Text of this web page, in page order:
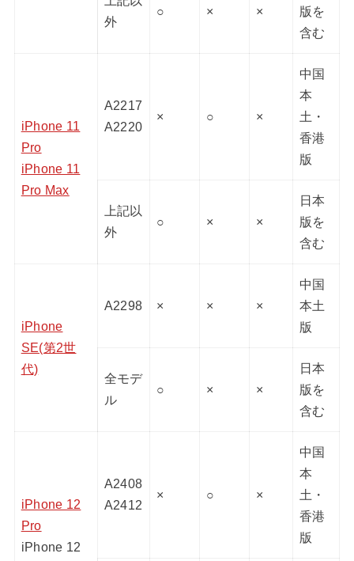
外
○ × ×
版を
含む
iPhone 11
Pro
iPhone 11
Pro Max
A2217
A2220
× ○ ×
中国
本
土・
香港
版
上記以
外
○ × ×
日本
版を
含む
iPhone
SE(第2世
代)
A2298 × × ×
中国
本土
版
全モデ
ル
○ × ×
日本
版を
含む
iPhone 12
Pro
iPhone 12
A2408
A2412
× ○ ×
中国
本
土・
香港
版